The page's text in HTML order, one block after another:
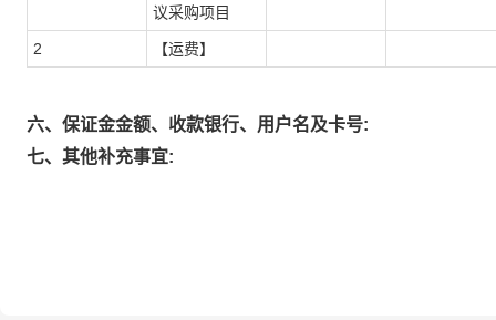
议采购项目
2 【运费】
六、保证金金额、收款银行、用户名及卡号:
七、其他补充事宜: